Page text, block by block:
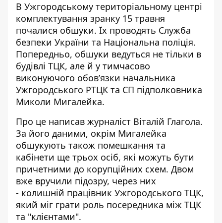
В Ужгородському територіальному центрі
комплектування зранку 15 травня
почалися обшуки. Їх проводять Служба
безпеки України та Національна поліція.
Попередньо, обшуки ведуться не тільки в
будівлі ТЦК, але й у тимчасово
виконуючого обов’язки начальника
Ужгородського РТЦК та СП підполковника
Миколи Мигалейка.
Про це написав журналіст Віталій Глагола.
За його даними, окрім Мигалейка
обшукують також помешкання та
кабінети ще трьох осіб, які можуть бути
причетними до корупційних схем. Двом
вже вручили підозру, через них
- колишній працівник Ужгородського ТЦК,
який міг грати роль посередника між ТЦК
та "клієнтами".